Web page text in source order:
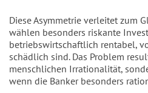
Diese Asymmetrie verleitet zum
wählen besonders riskante
betriebswirtschaftlich rentabel,
schädlich sind. Das Problem
menschlichen Irrationalität,
wenn die Banker besonders